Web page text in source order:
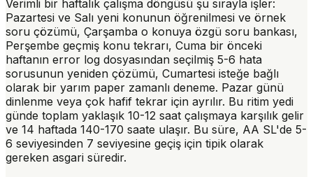
Verimli bir haftalık çalışma döngüsü şu sırayla işler:
Pazartesi ve Salı yeni konunun öğrenilmesi ve örnek
soru çözümü, Çarşamba o konuya özgü soru bankası,
Perşembe geçmiş konu tekrarı, Cuma bir önceki
haftanın error log dosyasından seçilmiş 5-6 hata
sorusunun yeniden çözümü, Cumartesi isteğe bağlı
olarak bir yarım paper zamanlı deneme. Pazar günü
dinlenme veya çok hafif tekrar için ayrılır. Bu ritim yedi
günde toplam yaklaşık 10-12 saat çalışmaya karşılık gelir
ve 14 haftada 140-170 saate ulaşır. Bu süre, AA SL'de 5-
6 seviyesinden 7 seviyesine geçiş için tipik olarak
gereken asgari süredir.